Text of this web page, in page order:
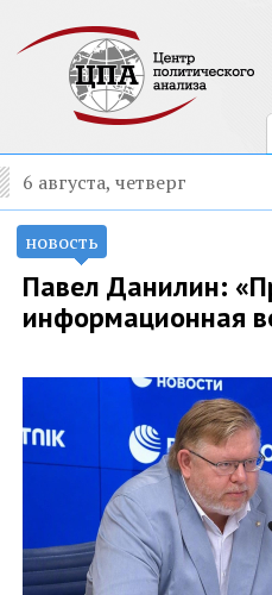
6 августа, четверг
новость
Павел Данилин:
информационная